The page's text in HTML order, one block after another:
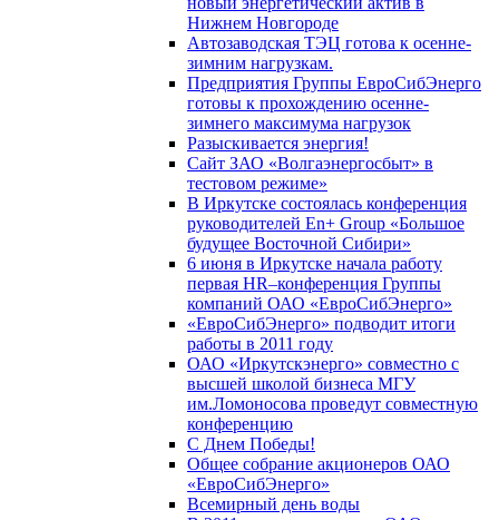
Нижнем Новгороде
Автозаводская ТЭЦ готова к осенне-
зимним нагрузкам.
Предприятия Группы ЕвроСибЭнерго
готовы к прохождению осенне-
зимнего максимума нагрузок
Разыскивается энергия!
Сайт ЗАО «Волгаэнергосбыт» в
тестовом режиме»
В Иркутске состоялась конференция
руководителей En+ Group «Большое
будущее Восточной Сибири»
6 июня в Иркутске начала работу
первая HR–конференция Группы
компаний ОАО «ЕвроСибЭнерго»
«ЕвроСибЭнерго» подводит итоги
работы в 2011 году
ОАО «Иркутскэнерго» совместно с
высшей школой бизнеса МГУ
им.Ломоносова проведут совместную
конференцию
С Днем Победы!
Общее собрание акционеров ОАО
«ЕвроСибЭнерго»
Всемирный день воды